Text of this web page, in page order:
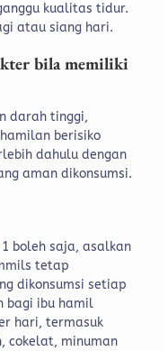
kualitas tidur.
atau siang hari.
bila memiliki
darah tinggi,
berisiko
dahulu dengan
aman dikonsumsi.
boleh saja, asalkan
tetap
dikonsumsi setiap
bagi ibu hamil
hari, termasuk
cokelat, minuman